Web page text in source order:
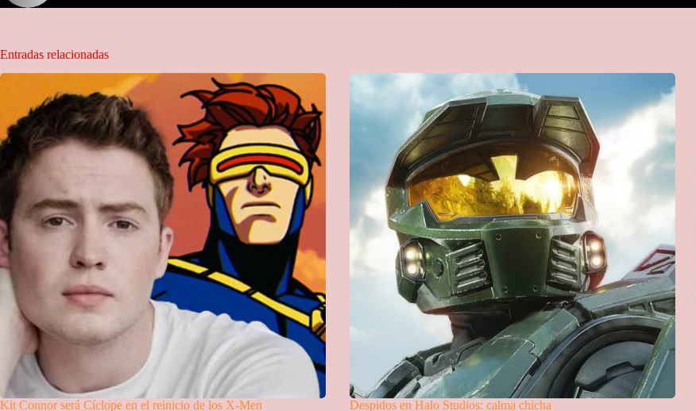
Entradas relacionadas
Kit Connor será Cíclope en el reinicio de los X-Men Despidos en Halo Studios: calma chicha